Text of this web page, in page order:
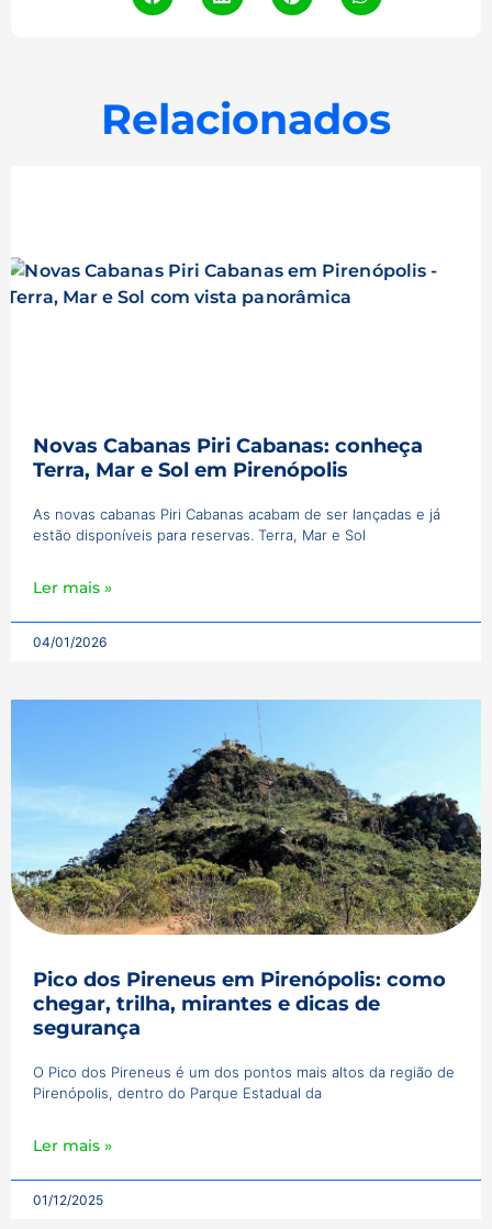
Relacionados
Novas Cabanas Piri Cabanas: conheça
Terra, Mar e Sol em Pirenópolis
As novas cabanas Piri Cabanas acabam de ser lançadas e já
estão disponíveis para reservas. Terra, Mar e Sol
Ler mais »
04/01/2026
Pico dos Pireneus em Pirenópolis: como
chegar, trilha, mirantes e dicas de
segurança
O Pico dos Pireneus é um dos pontos mais altos da região de
Pirenópolis, dentro do Parque Estadual da
Ler mais »
01/12/2025